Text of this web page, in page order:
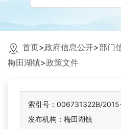
首页>政府信息公开>部门
梅田湖镇>政策文件
索引号：006731322B/
发布机构：梅田湖镇